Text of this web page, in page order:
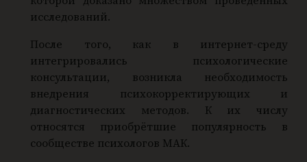
исследований.
После того, как в интернет-среду
интегрировались психологические
консультации, возникла необходимость
внедрения психокорректирующих и
диагностических методов. К их числу
относятся приобрётшие популярность в
сообществе психологов МАК.